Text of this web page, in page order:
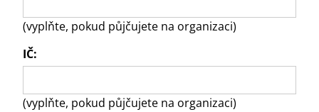
(vyplňte, pokud půjčujete na organizaci)
IČ:
(vyplňte, pokud půjčujete na organizaci)